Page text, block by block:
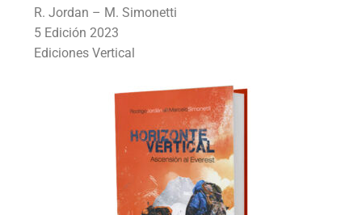
R. Jordan – M. Simonetti
5 Edición 2023
Ediciones Vertical